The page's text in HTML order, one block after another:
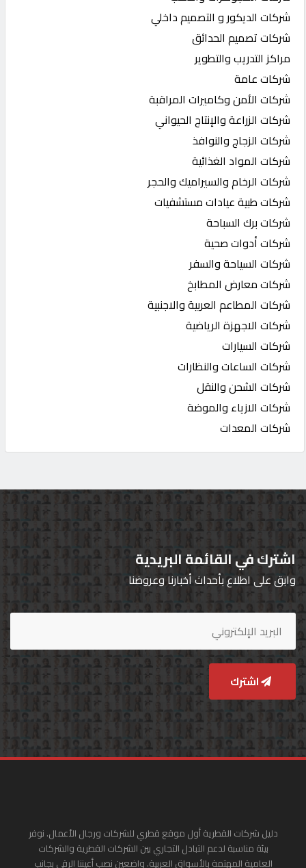
شركات الديكور و التصميم داخلي
شركات تصميم الحدائق
مراكز التدريب والتطوير
شركات عامة
شركات الأمن وكاميرات المراقبة
شركات الزراعة والإنتاج الحيواني
شركات الزجاج والنوافذ
شركات المواد الغذائية
شركات الرخام والسيراميك والحجر
شركات طبية عيادات مستشفيات
شركات برك السباحة
شركات أدوات صحية
شركات السياحة والسفر
شركات معارض المطابخ
شركات المطاعم العربية والاجنبية
شركات الاجهزة الرياضية
شركات السيارات
شركات الساعات والنظارات
شركات الشحن والنقل
شركات الازياء والموضة
شركات المعدات
اشترك في القائمة البريدية
وابق على اطلاع بأحداث أخبارنا وعروضنا
اشترك
دليل شركات القطرية أول موقع قطري للشركات ورجال الأعمال. نوفر
بيئة مناسبة لدعم التبادل التجاري بين الشركات القطرية والشركات
العامية المهتمة بالأسواق العربية. واضعين نصب أعيننا الرقي بجانب